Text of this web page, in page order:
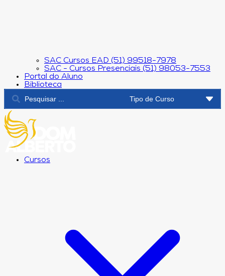
SAC Cursos EAD (51) 99518-7978
SAC - Cursos Presenciais (51) 98053-7553
Portal do Aluno
Biblioteca
Cursos